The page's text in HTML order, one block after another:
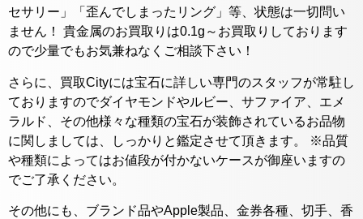
セサリー」「歪んでしまったリング」等、状態は一切問い
ません！ 貴金属のお買取りは0.1g～お買取りしております
ので少量でもお気兼ねなくご相談下さい！
さらに、買取Cityには宝石に詳しい専門のスタッフが常駐し
ておりますのでダイヤモンドやルビー、サファイア、エメ
ラルド、その他様々な種類の宝石が装飾されているお品物
に関しましては、しっかりと鑑定させて頂きます。 ※品質
や種類によってはお値段が付かないケースが御座いますの
でご了承ください。
その他にも、ブランド品やApple製品、金券各種、切手、香